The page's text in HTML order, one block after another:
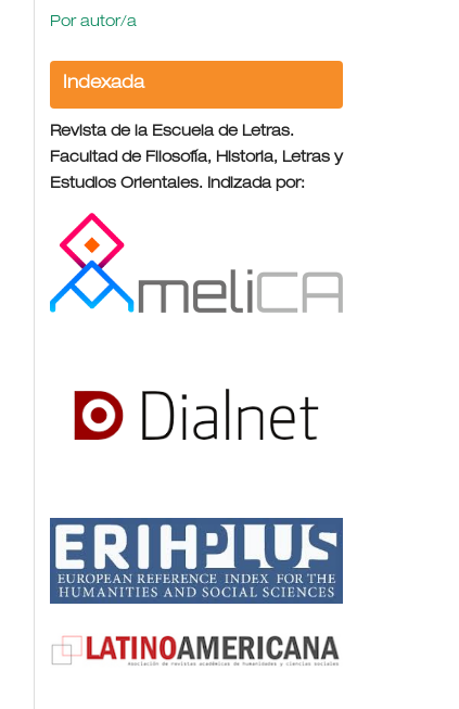
Por autor/a
Indexada
Revista de la Escuela de Letras.
Facultad de Filosofía, Historia, Letras y
Estudios Orientales. Indizada por: